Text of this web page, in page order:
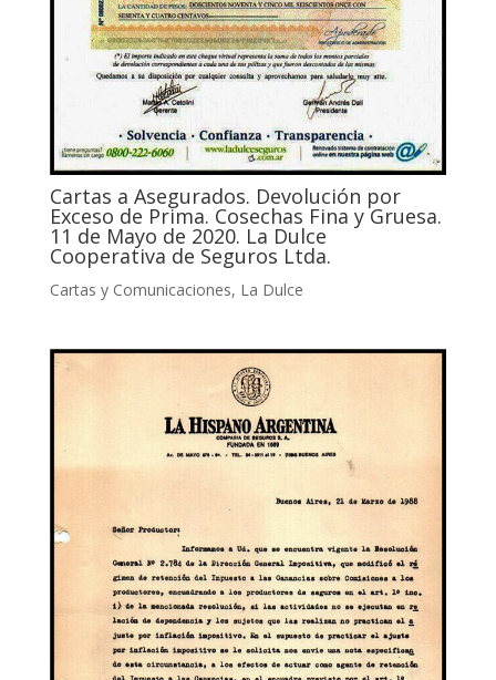
Cartas a Asegurados. Devolución por
Exceso de Prima. Cosechas Fina y Gruesa.
11 de Mayo de 2020. La Dulce
Cooperativa de Seguros Ltda.
Cartas y Comunicaciones, La Dulce